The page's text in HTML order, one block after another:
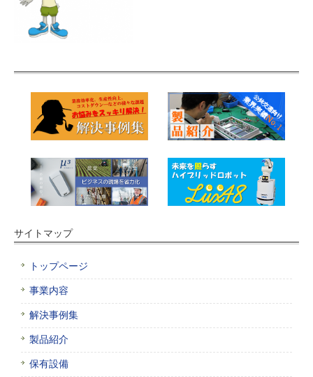
サイトマップ
トップページ
事業内容
解決事例集
製品紹介
保有設備